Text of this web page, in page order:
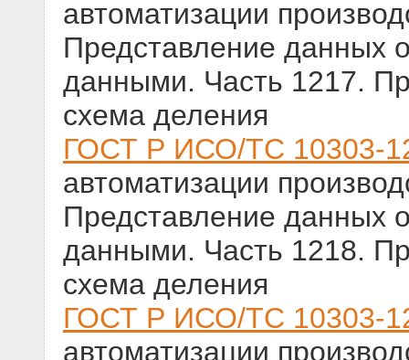
автоматизации
Представление данных
данными. Часть 1217.
схема деления
ГОСТ Р ИСО/ТС 10303-
автоматизации
Представление данных
данными. Часть 1218.
схема деления
ГОСТ Р ИСО/ТС 10303-
автоматизации